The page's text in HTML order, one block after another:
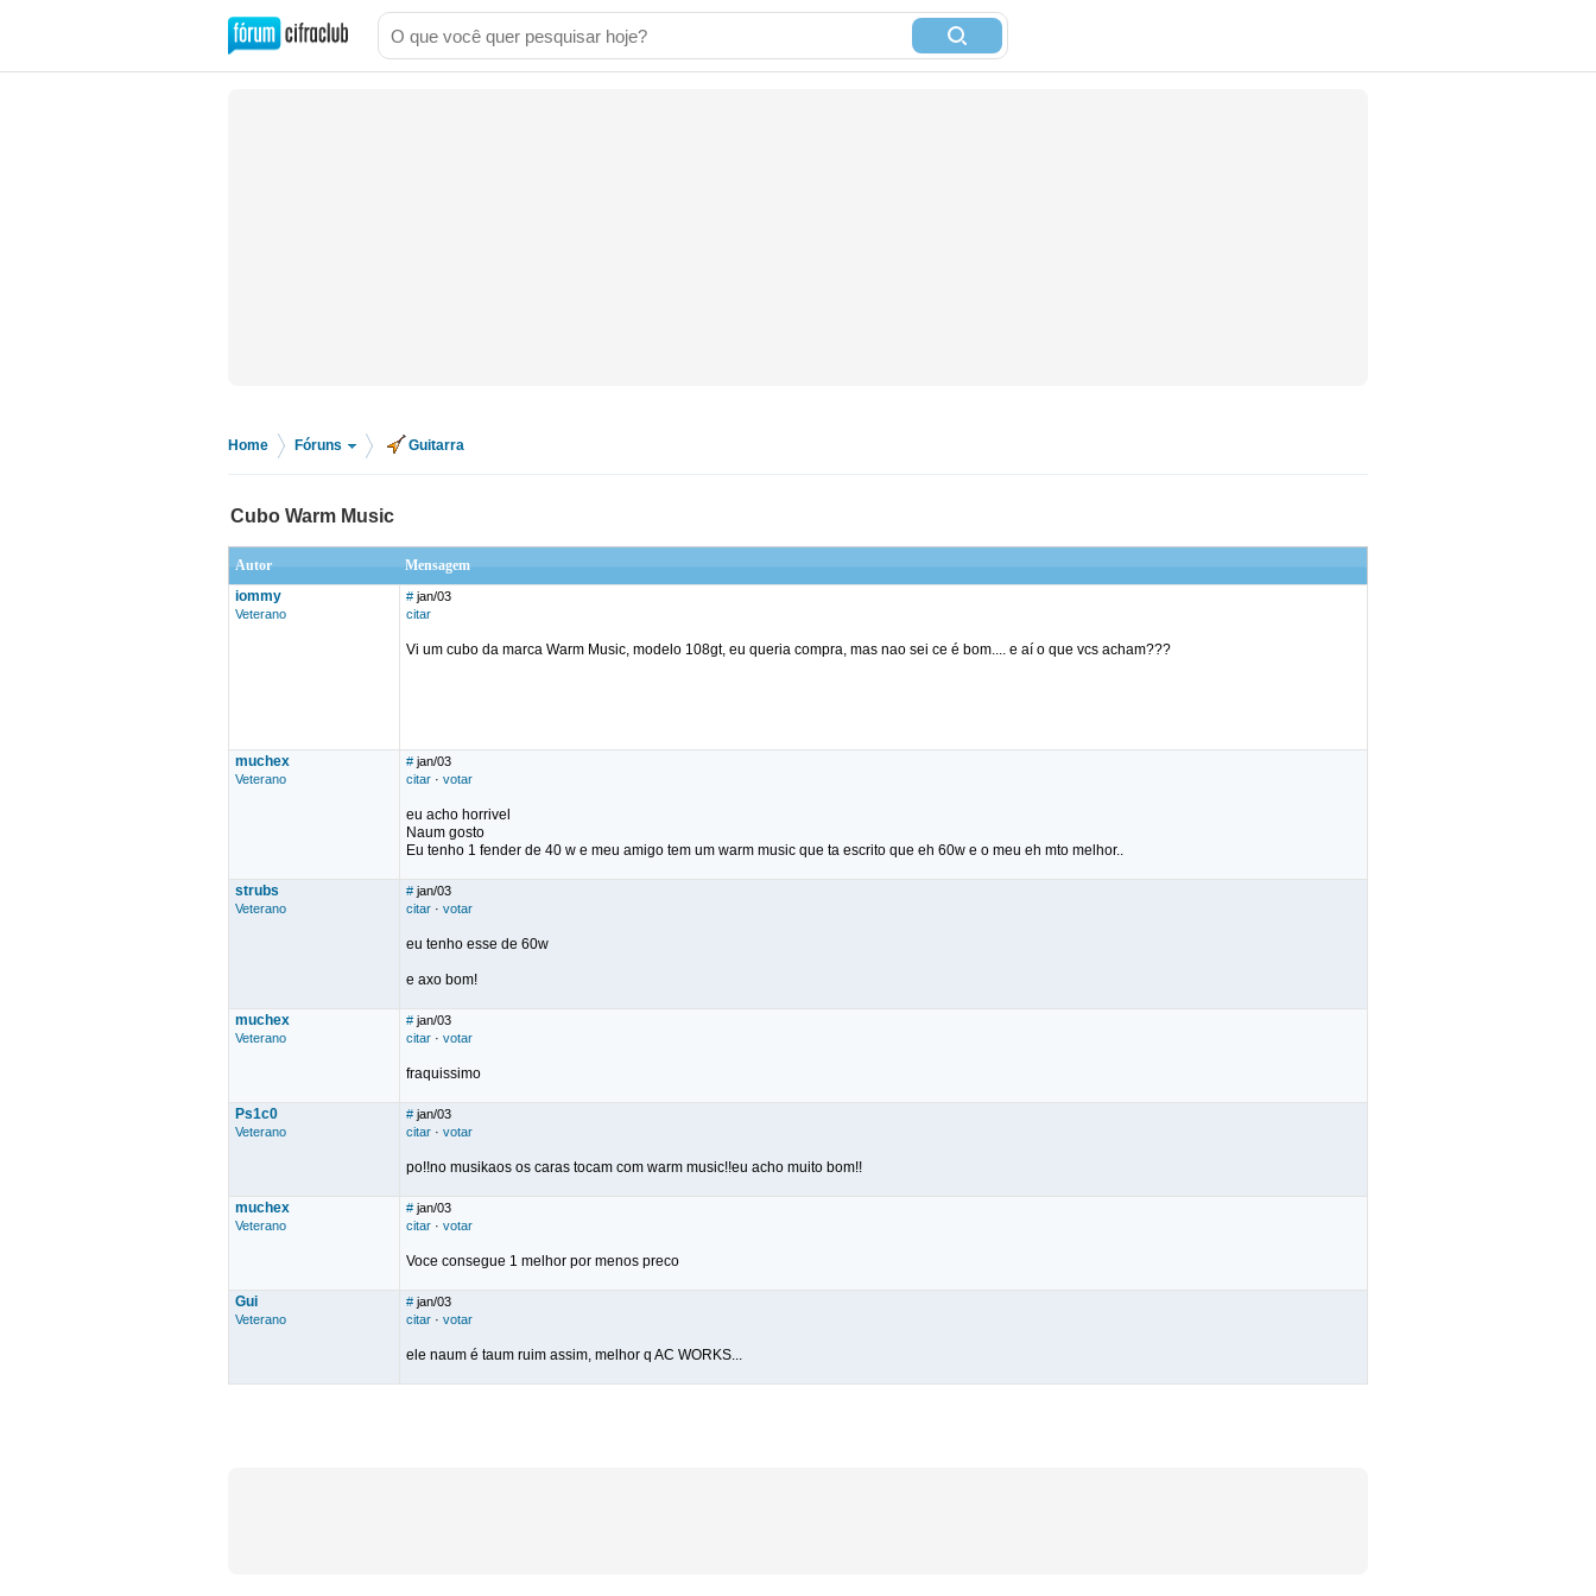
Home Fóruns Guitarra
Cubo Warm Music
Autor
Mensagem
iommy
Veterano
# jan/03
citar
Vi um cubo da marca Warm Music, modelo 108gt, eu queria compra, mas nao sei ce é bom.... e aí o que vcs acham???
muchex
Veterano
# jan/03
citar · votar
eu acho horrivel
Naum gosto
Eu tenho 1 fender de 40 w e meu amigo tem um warm music que ta escrito que eh 60w e o meu eh mto melhor..
strubs
Veterano
# jan/03
citar · votar
eu tenho esse de 60w
e axo bom!
muchex
Veterano
# jan/03
citar · votar
fraquissimo
Ps1c0
Veterano
# jan/03
citar · votar
po!!no musikaos os caras tocam com warm music!!eu acho muito bom!!
muchex
Veterano
# jan/03
citar · votar
Voce consegue 1 melhor por menos preco
Gui
Veterano
# jan/03
citar · votar
ele naum é taum ruim assim, melhor q AC WORKS...